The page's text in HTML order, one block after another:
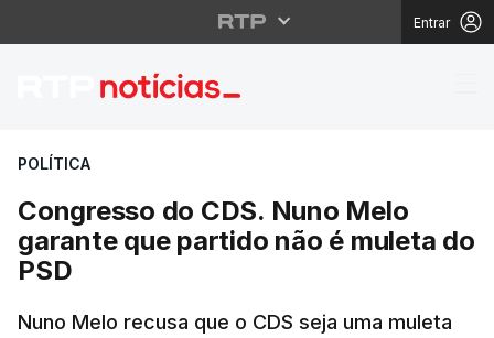
Entrar
Congresso do CDS.
POLÍTICA
Congresso do CDS. Nuno Melo
garante que partido não é muleta do
PSD
Nuno Melo recusa que o CDS seja uma muleta